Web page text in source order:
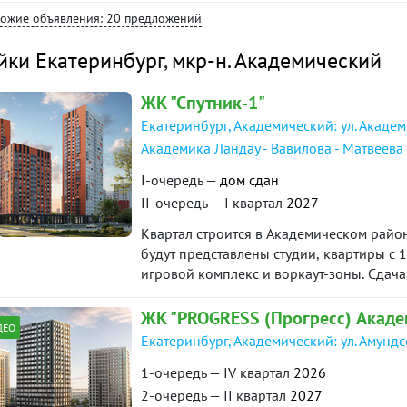
международных конкурсов. Рядом с
с профильным уклоном: с
общеобразовательных и частных школ.
Ограничений нет. Один собственник.
решать вопросы прямо сейчас. ID
парк, много магазинов "Пятерочка",
взрослый собственник. Чистая продажа.
объявления: 20 предложений
Екатеринбург,мкр-н. Академический
ЖК "Спутник-1"
Екатеринбург, Академический: ул.
Академика Ландау - Вавилова - Матвеева
I-очередь — дом сдан
II-очередь — I квартал 2027
Квартал строится в Академическом
будут представлены студии, квартиры
игровой комплекс и воркаут-зоны.
ЖК "PROGRESS (Прогресс)
Екатеринбург, Академический: ул.
1-очередь — IV квартал 2026
2-очередь — II квартал 2027